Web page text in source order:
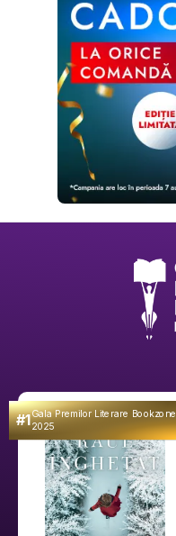
#1Gala Premilor Literare Bookzone
2025